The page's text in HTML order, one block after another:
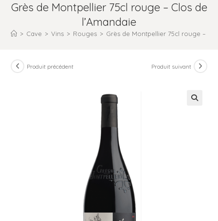
Grès de Montpellier 75cl rouge – Clos de
l’Amandaie
> Cave > Vins > Rouges > Grès de Montpellier 75cl rouge –
Produit précédent Produit suivant